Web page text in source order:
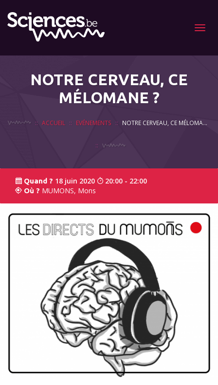
Menu
NOTRE CERVEAU, CE
MÉLOMANE ?
ACCUEIL EVÉNEMENTS NOTRE CERVEAU, CE MÉLOMANE ?
Quand ? 18 juin 2020 20:00 - 22:00
Où ? MUMONS, Mons